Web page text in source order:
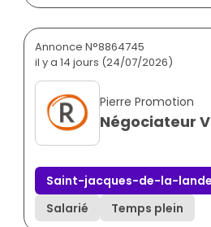
Annonce N°8864745
il y a 14 jours (24/07/2026)
Pierre Promotion
Négociateur
Saint-jacques-de-la-lande
Salarié
Temps plein